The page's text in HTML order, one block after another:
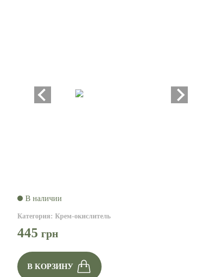
В наличии
Категория: Крем-окислитель
445 грн
В КОРЗИНУ